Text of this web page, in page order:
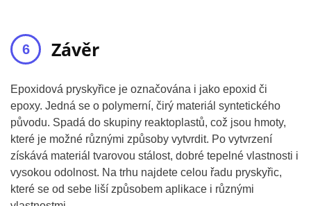
Závěr
Epoxidová pryskyřice je označována i jako epoxid či
epoxy. Jedná se o polymerní, čirý materiál syntetického
původu. Spadá do skupiny reaktoplastů, což jsou hmoty,
které je možné různými způsoby vytvrdit. Po vytvrzení
získává materiál tvarovou stálost, dobré tepelné vlastnosti i
vysokou odolnost. Na trhu najdete celou řadu pryskyřic,
které se od sebe liší způsobem aplikace i různými